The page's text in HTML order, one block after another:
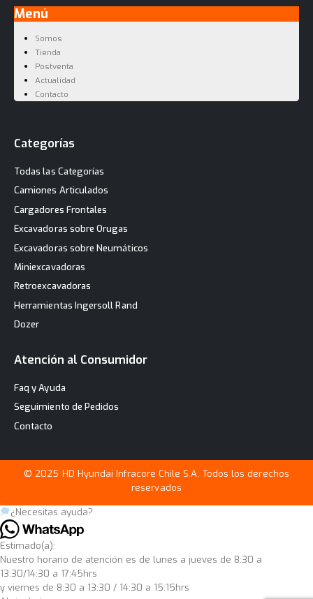
Menú
Somos
Tienda
Postventa
Actualidad
Contacto
Categorías
Todas las Categorías
Camiones Articulados
Cargadores Frontales
Excavadoras sobre Orugas
Excavadoras sobre Neumáticos
Miniexcavadoras
Retroexcavadoras
Herramientas Ingersoll Rand
Dozer
Atención al Consumidor
Faq y Ayuda
Seguimiento de Pedidos
Contacto
© 2025 HD Hyundai Infracore Chile S.A. Todos los derechos
reservados
¿Necesitas ayuda?
Estimado(a):
Nuestro horario de atención es de lunes a jueves de 8:30 a
13:30/14:30 a 17:45hrs
y viernes de 8:30 a 13:30 / 14:30 a 15:15hrs